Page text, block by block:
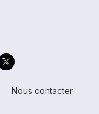
Nous contacter